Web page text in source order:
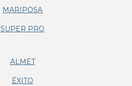
MARIPOSA
SUPER PRO
ALMET
ÉXITO